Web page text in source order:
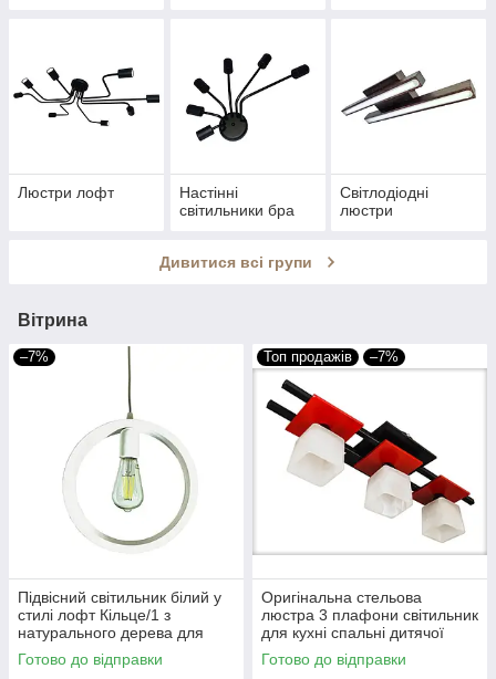
Люстри лофт
Настінні
світильники бра
Світлодіодні
люстри
Дивитися всі групи
Вітрина
–7%
Підвісний світильник білий у
стилі лофт Кільце/1 з
натурального дерева для
кухні спальні коридору
передпокою
Готово до відправки
Топ продажів –7%
Оригінальна стельова
люстра 3 плафони світильник
для кухні спальні дитячої
кімнгати коридору чорно-
червона Данко/3
Готово до відправки